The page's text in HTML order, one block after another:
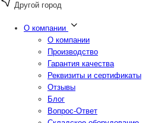
Другой город
О компании
О компании
Производство
Гарантия качества
Реквизиты и сертификаты
Отзывы
Блог
Вопрос-Ответ